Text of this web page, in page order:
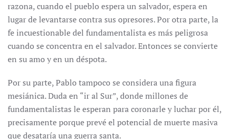
razona, cuando el pueblo espera un salvador, espera en
lugar de levantarse contra sus opresores. Por otra parte, la
fe incuestionable del fundamentalista es más peligrosa
cuando se concentra en el salvador. Entonces se convierte
en su amo y en un déspota.
Por su parte, Pablo tampoco se considera una figura
mesiánica. Duda en “ir al Sur”, donde millones de
fundamentalistas le esperan para coronarle y luchar por él,
precisamente porque prevé el potencial de muerte masiva
que desataría una guerra santa.